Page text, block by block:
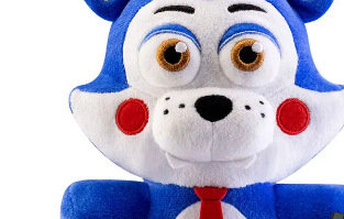
Akciós ajánlatok
Express szállítás
Előrendelhető cuccok
Outlet cuccok
Ajándékkártya